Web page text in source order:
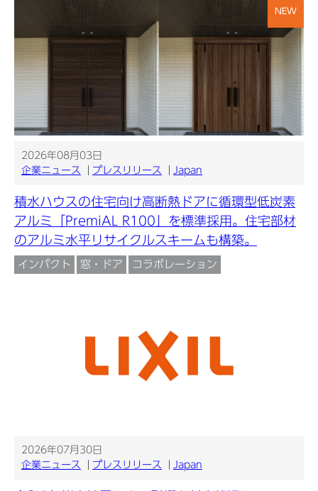
NEW
2026年08月03日
企業ニュース
プレスリリース Japan
積水ハウスの住宅向け高断熱ドアに循環型低炭素
アルミ「PremiAL R100」を標準採用。住宅部材
のアルミ水平リサイクルスキームも構築。
インパクト 窓・ドア コラボレーション
2026年07月30日
企業ニュース
プレスリリース Japan